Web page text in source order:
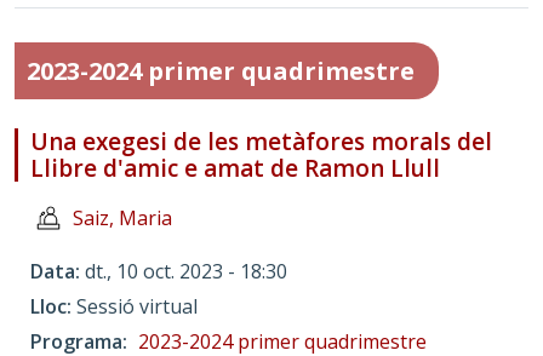
2023-2024 primer quadrimestre
Una exegesi de les metàfores morals del
Llibre d'amic e amat de Ramon Llull
Saiz, Maria
Data dt., 10 oct. 2023 - 18:30
Lloc Sessió virtual
Programa
2023-2024 primer quadrimestre